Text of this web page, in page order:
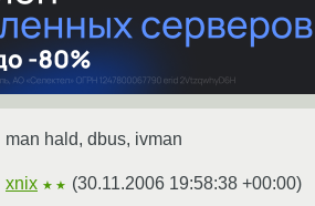
man hald, dbus, ivman
xnix ★★ (30.11.2006 19:58:38 +00:00)